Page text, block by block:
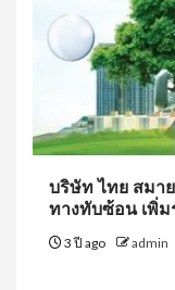
บริษัท ไทย สมา
ทางทับซ้อน เพิ่
3 ปี ago admin